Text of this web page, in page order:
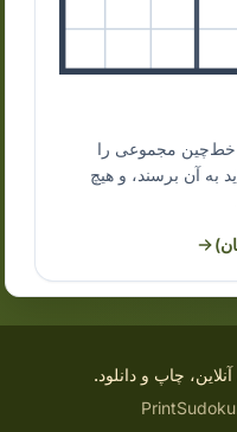
خط‌چین مجموعی را
به آن برسند، و هیچ
چاپ و دانلود.